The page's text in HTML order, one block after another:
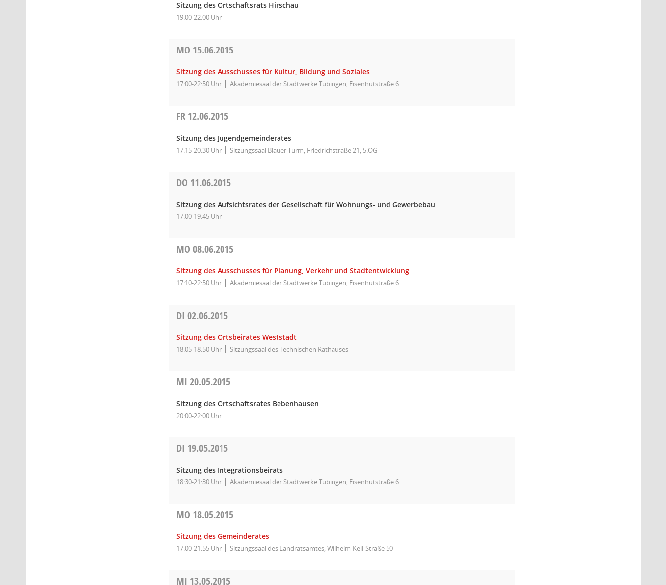
Sitzung des Ortschaftsrats Hirschau
19:00-22:00 Uhr
MO 15.06.2015
Sitzung des Ausschusses für Kultur, Bildung und Soziales
17:00-22:50 Uhr Akademiesaal der Stadtwerke Tübingen, Eisenhutstraße 6
FR 12.06.2015
Sitzung des Jugendgemeinderates
17:15-20:30 Uhr Sitzungssaal Blauer Turm, Friedrichstraße 21, 5.OG
DO 11.06.2015
Sitzung des Aufsichtsrates der Gesellschaft für Wohnungs- und Gewerbebau
17:00-19:45 Uhr
MO08.06.2015
Sitzung des Ausschusses für Planung, Verkehr und Stadtentwicklung
17:10-22:50 Uhr Akademiesaal der Stadtwerke Tübingen, Eisenhutstraße 6
DI02.06.2015
Sitzung des Ortsbeirates Weststadt
18:05-18:50 Uhr Sitzungssaal des Technischen Rathauses
MI20.05.2015
Sitzung des Ortschaftsrates Bebenhausen
20:00-22:00 Uhr
DI 19.05.2015
Sitzung des Integrationsbeirats
18:30-21:30 Uhr Akademiesaal der Stadtwerke Tübingen, Eisenhutstraße 6
MO 18.05.2015
Sitzung des Gemeinderates
17:00-21:55 Uhr Sitzungssaal des Landratsamtes, Wilhelm-Keil-Straße 50
MI 13.05.2015